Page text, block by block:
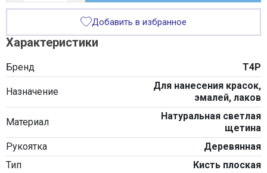
Добавить в избранное
Характеристики
Бренд T4P
Назначение
Для нанесения красок,
эмалей, лаков
Материал
Натуральная светлая
щетина
Рукоятка
Деревянная
Тип
Кисть плоская